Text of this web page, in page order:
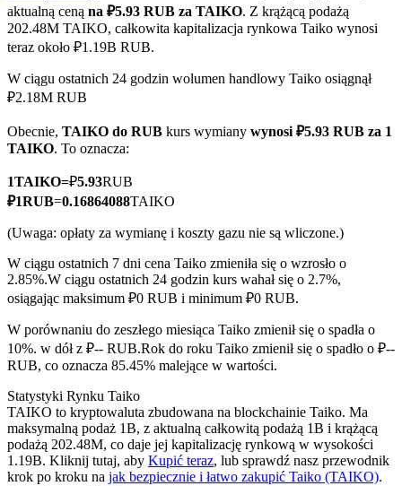
Kontrakty terminowe na kryptowaluty
TradFi
towary
Kontrakty futures wykorzystujące USDC jako zabezpieczenie
aktualną ceną na ₽5.93 RUB za TAIKO. Z krążącą podażą
202.48M TAIKO, całkowita kapitalizacja rynkowa Taiko wynosi
teraz około ₽1.19B RUB.
W ciągu ostatnich 24 godzin wolumen handlowy Taiko osiągnął
₽2.18M RUB
Obecnie, TAIKO do RUB kurs wymiany wynosi ₽5.93 RUB za 1
TAIKO. To oznacza:
1TAIKO=₽5.93RUB
₽1RUB=0.16864088TAIKO
(Uwaga: opłaty za wymianę i koszty gazu nie są wliczone.)
W ciągu ostatnich 7 dni cena Taiko zmieniła się o wzrosło o
2.85%.W ciągu ostatnich 24 godzin kurs wahał się o 2.7%,
osiągając maksimum ₽0 RUB i minimum ₽0 RUB.
W porównaniu do zeszłego miesiąca Taiko zmienił się o spadła o
10%. w dół z ₽-- RUB.Rok do roku Taiko zmienił się o spadło o ₽--
RUB, co oznacza 85.45% malejące w wartości.
Statystyki Rynku Taiko
TAIKO to kryptowaluta zbudowana na blockchainie Taiko. Ma
maksymalną podaż 1B, z aktualną całkowitą podażą 1B i krążącą
podażą 202.48M, co daje jej kapitalizację rynkową w wysokości
1.19B. Kliknij tutaj, aby Kupić teraz, lub sprawdź nasz przewodnik
krok po kroku na jak bezpiecznie i łatwo zakupić Taiko (TAIKO).